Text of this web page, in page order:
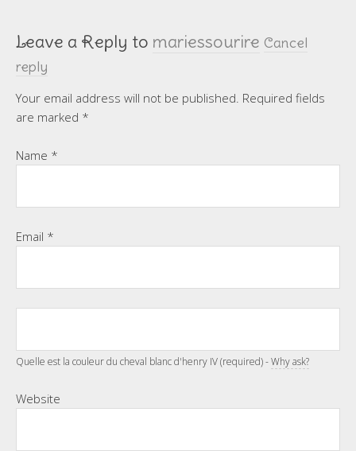
Leave a Reply to mariessourire Cancel
reply
Your email address will not be published. Required fields
are marked *
Name *
Email *
Quelle est la couleur du cheval blanc d'henry IV (required) -Why ask?
Website